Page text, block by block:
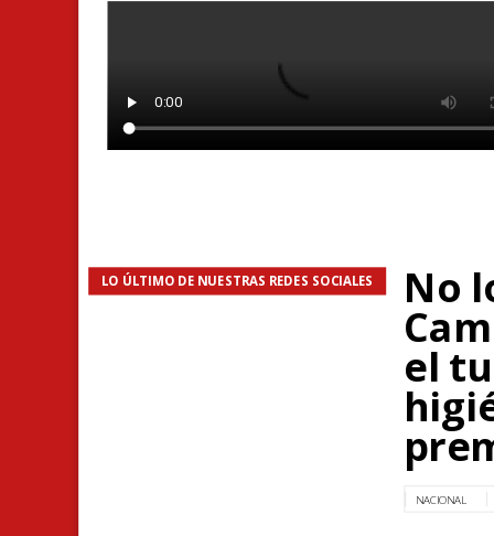
LO ÚLTIMO DE NUESTRAS REDES SOCIALES No
el
NACIONAL